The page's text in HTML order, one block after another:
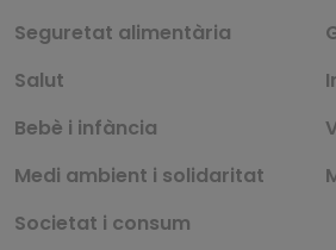
Seguretat alimentària
Salut
Bebè i infància
Medi ambient i solidaritat
Societat i consum